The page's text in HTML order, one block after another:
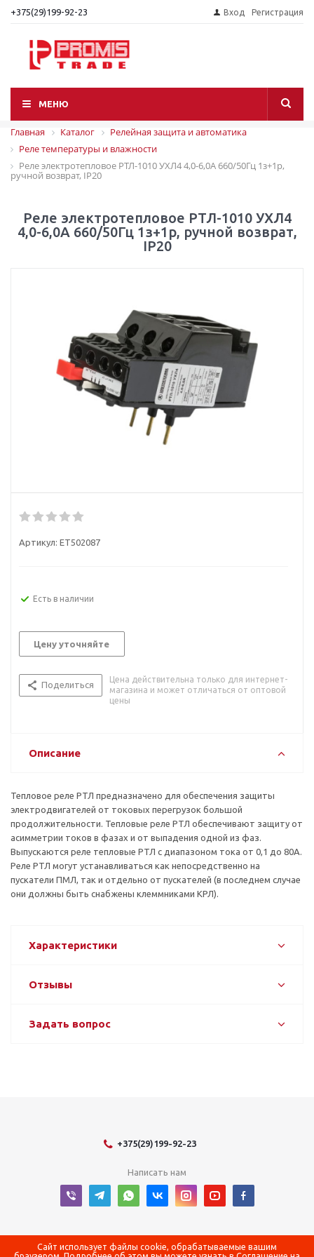
+375(29)199-92-23 Вход Регистрация
МЕНЮ
Главная Каталог
Релейная защита и автоматика
Реле температуры и влажности
Реле электротепловое РТЛ-1010 УХЛ4 4,0-6,0А 660/50Гц 1з+1р,
ручной возврат, IP20
Реле электротепловое РТЛ-1010 УХЛ4
4,0-6,0А 660/50Гц 1з+1р, ручной возврат,
IP20
Артикул: ET502087
Есть в наличии
Цену уточняйте
Поделиться
Цена действительна только для интернет-
магазина и может отличаться от оптовой
цены
Описание
Тепловое реле РТЛ предназначено для обеспечения защиты
электродвигателей от токовых перегрузок большой
продолжительности. Тепловые реле РТЛ обеспечивают защиту от
асимметрии токов в фазах и от выпадения одной из фаз.
Выпускаются реле тепловые РТЛ с диапазоном тока от 0,1 до 80А.
Реле РТЛ могут устанавливаться как непосредственно на
пускатели ПМЛ, так и отдельно от пускателей (в последнем случае
они должны быть снабжены клеммниками КРЛ).
Характеристики
Отзывы
Задать вопрос
+375(29)199-92-23
Написать нам
2026 © Оборудование для оснащения энергетических объектов
Сайт использует файлы cookie, обрабатываемые вашим